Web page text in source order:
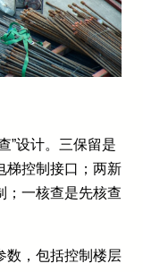
”设计。三保留是
梯控制接口；两新
；一核查是先核查
数，包括控制楼层